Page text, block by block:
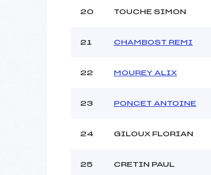
20 TOUCHE SIMON
21 CHAMBOST REMI
22 MOUREY ALIX
23 PONCET ANTOINE
24 GILOUX FLORIAN
25 CRETIN PAUL